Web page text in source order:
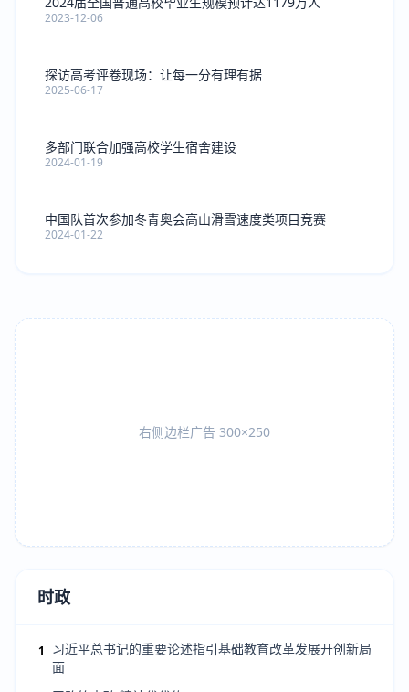
2023-12-06
探访高考评卷现场：让每一分有理有据
2025-06-17
多部门联合加强高校学生宿舍建设
2024-01-19
中国队首次参加冬青奥会高山滑雪速度类项目竞赛
2024-01-22
右侧边栏广告 300×250
时政
1
习近平总书记的重要论述指引基础教育改革发展开创新局
面